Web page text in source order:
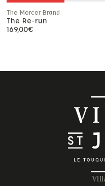
The Mercer Brand
The Re-run
169,00€